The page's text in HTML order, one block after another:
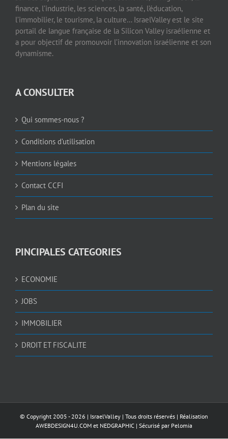
finance, l’industrie, les sciences, la santé, l’éducation,
l’immobilier, le tourisme, la culture… IsraelValley est le site
portail de langue française de la Silicon Valley israélienne et
a pour objectif de promouvoir l’innovation israélienne et son
dynamisme.
A CONSULTER
Qui sommes-nous ?
Conditions d’utilisation
Mentions légales
Contact CCFI
Plan du site
PINCIPALES CATEGORIES
ECONOMIE
JOBS
IMMOBILIER
DROIT ET FISCALITE
© Copyright 2005 -2026 | IsraelValley | Tous droits réservés | Réalisation
AWEBDESIGN4U.COM et NEDGRAPHIC | Sécurisé par Pelomia